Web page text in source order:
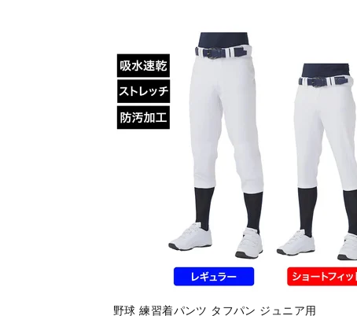
野球 練習着パンツ タフパン ジュニア用